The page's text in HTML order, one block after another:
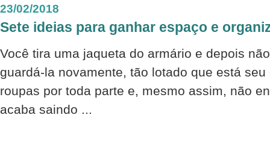
23/02/2018
Sete ideias para ganhar espaço e
Você tira uma jaqueta do armário e depois
guardá-la novamente, tão lotado que está
roupas por toda parte e, mesmo assim, não
acaba saindo ...